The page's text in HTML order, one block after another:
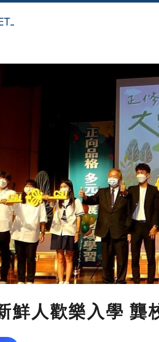
鮮人歡樂入學 龔